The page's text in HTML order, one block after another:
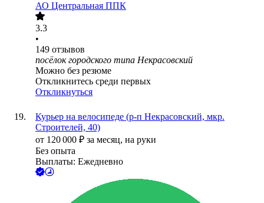
АО Центральная ППК
3.3
•
149 отзывов
посёлок городского типа Некрасовский
Можно без резюме
Откликнитесь среди первых
Откликнуться
Курьер на велосипеде (р-п Некрасовский, мкр.
Строителей, 40)
от 120 000 ₽ за месяц, на руки
Без опыта
Выплаты: Ежедневно